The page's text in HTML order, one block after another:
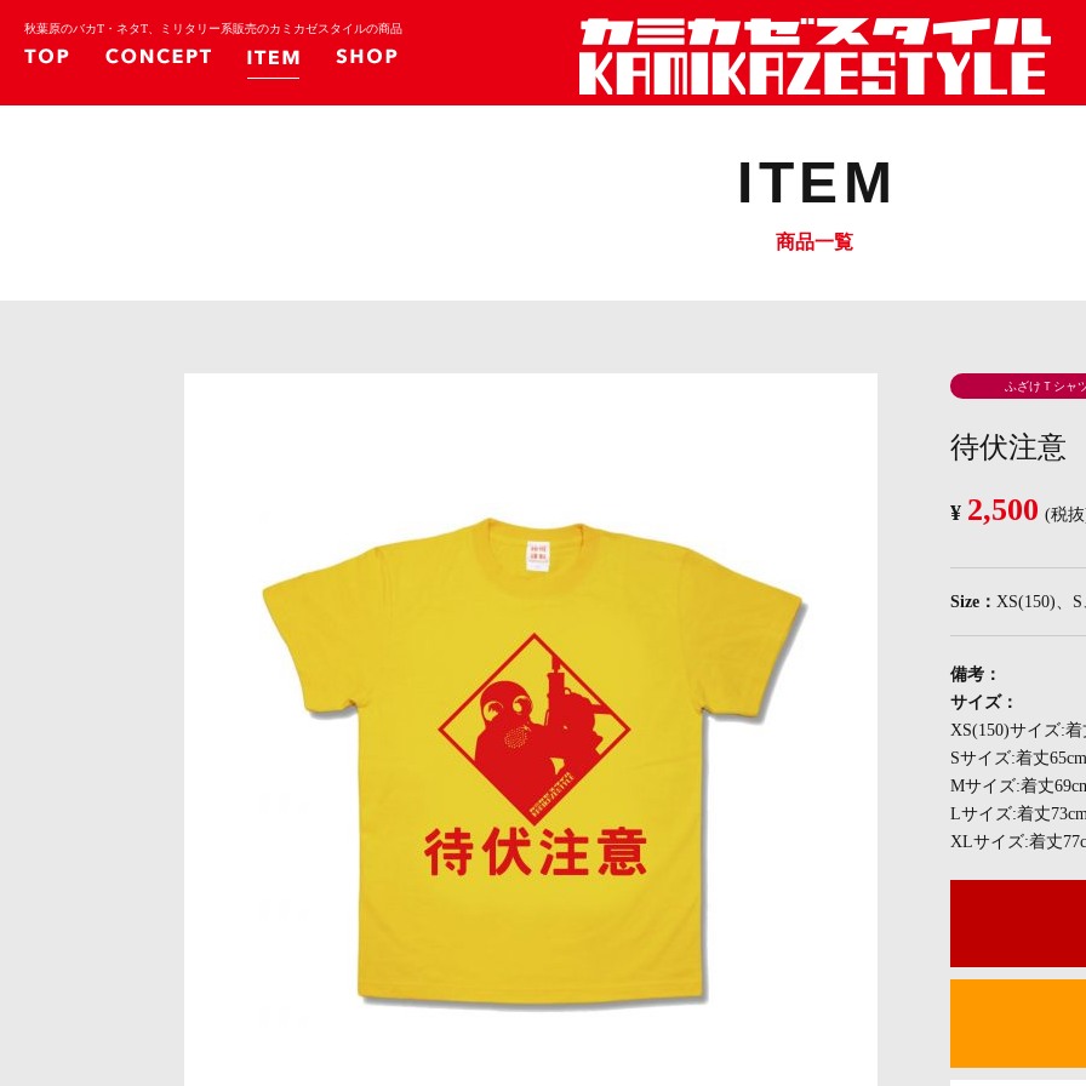
秋葉原のバカT・ネタT、ミリタリー系販売のカミカゼスタイルの商品
ITEM
商品一覧
ふざけＴシャ
待伏注意
¥ 2,500 (税
Size： XS(150)、
備考：
サイズ：
XS(150)サイズ:着
Sサイズ:着丈
Mサイズ:着丈
Lサイズ:着丈
XLサイズ:着丈